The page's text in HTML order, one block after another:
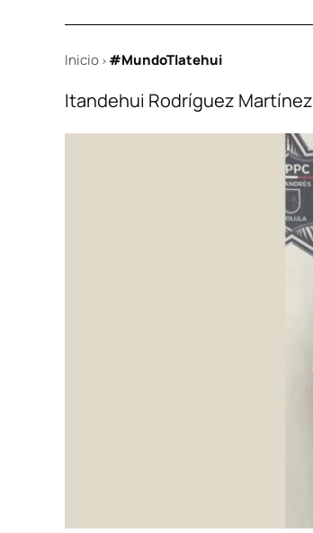
Inicio > #MundoTlatehui
Itandehui Rodríguez Martínez